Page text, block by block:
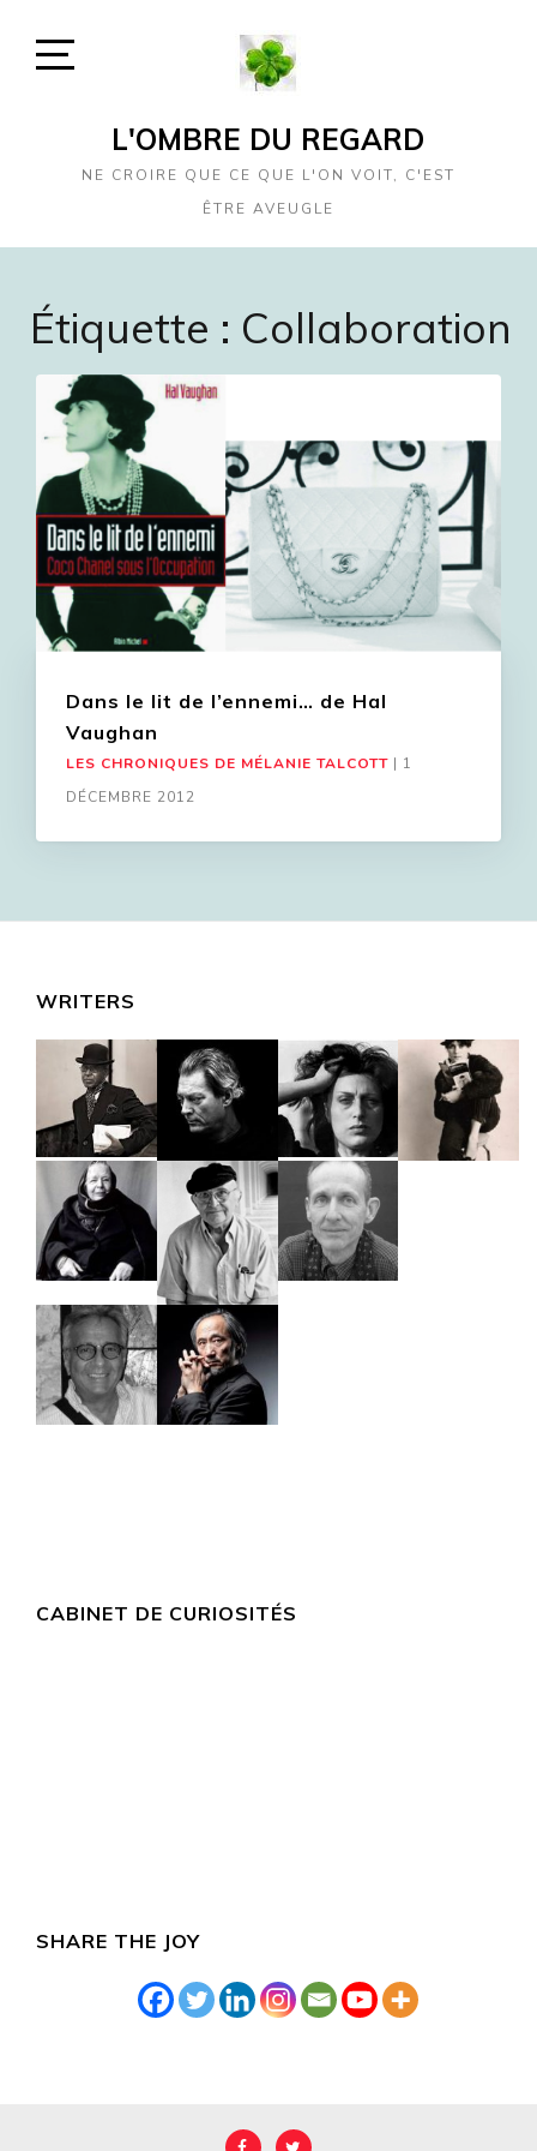
SidebarL'OMBRE DU REGARD
NE CROIRE QUE CE QUE L'ON VOIT, C'EST
ÊTRE AVEUGLE
Étiquette : Collaboration
Dans le lit de l’ennemi… de Hal
Vaughan
LES CHRONIQUES DE MÉLANIE TALCOTT | 1
DÉCEMBRE 2012
WRITERS
CABINET DE CURIOSITÉS
SHARE THE JOY